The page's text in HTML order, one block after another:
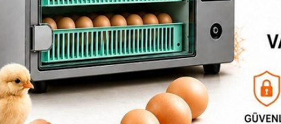
Tavuk Suluklar